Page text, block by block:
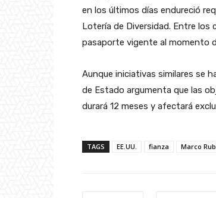
en los últimos días endureció
Lotería de Diversidad. Entre los
pasaporte vigente al momento
Aunque iniciativas similares se
de Estado argumenta que las
durará 12 meses y afectará
TAGS EE.UU. fianza Marco